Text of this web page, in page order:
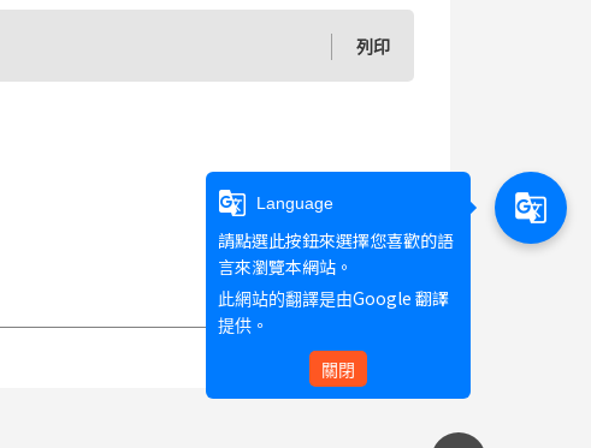
列印
g_translate Language
請點選此按鈕來選擇您喜歡的語
言來瀏覽本網站。
此網站的翻譯是由Google 翻譯
提供。
關閉
g_translate